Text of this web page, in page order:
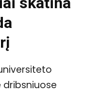
dribsniuose